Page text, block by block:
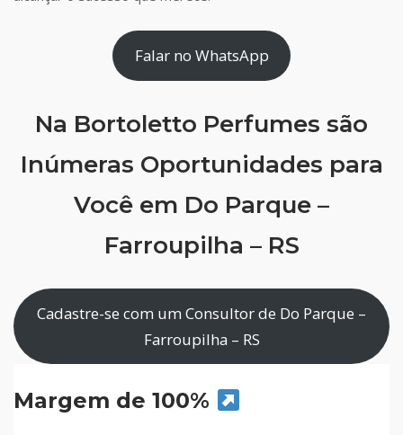
Falar no WhatsApp
Na Bortoletto Perfumes são
Inúmeras Oportunidades para
Você em Do Parque –
Farroupilha – RS
Cadastre-se com um Consultor de Do Parque –
Farroupilha – RS
Margem de 100%